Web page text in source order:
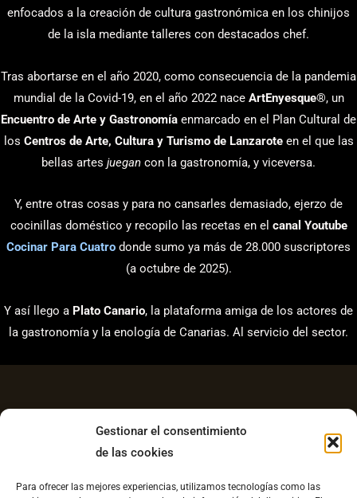
Gestionar el consentimiento
de las cookies
Para ofrecer las mejores experiencias, utilizamos tecnologías como las
enfocados a la creación de cultura gastronómica en los chinijos
de la isla mediante talleres con destacados chef.
Tras abortarse en el año 2020, como consecuencia de la pandemia
mundial de la Covid-19, en el año 2022 nace ArtEnyesque®, un
Encuentro de Arte y Gastronomía enmarcado en el Plan Cultural de
los Centros de Arte, Cultura y Turismo de Lanzaroteen el que las
bellas artes juegan con la gastronomía, y viceversa.
Y, entre otras cosas y para no cansarles demasiado, ejerzo de
cocinillas doméstico y recopilo las recetas en el canal Youtube
Cocinar Para Cuatro donde sumo ya más de 28.000 suscriptores
(a octubre de 2025).
Y así llego a Plato Canario, la plataforma amiga de los actores de
la gastronomía y la enología de Canarias. Al servicio del sector.